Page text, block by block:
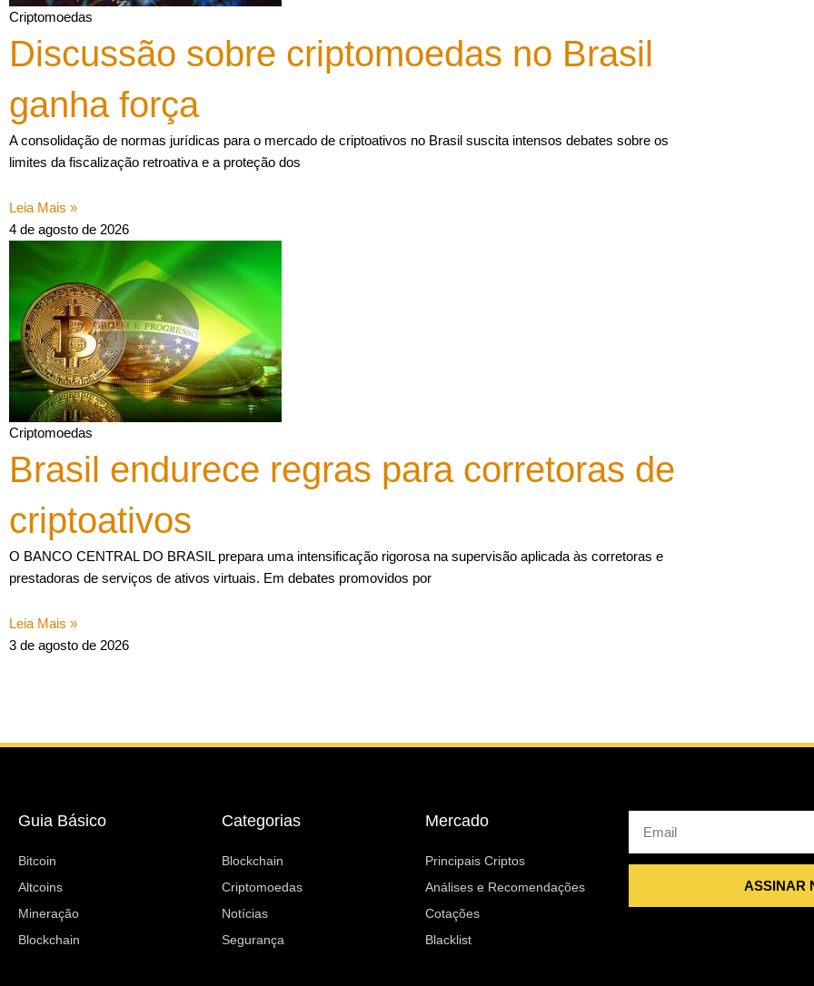
Criptomoedas
Discussão sobre criptomoedas no Brasil
ganha força
A consolidação de normas jurídicas para o mercado de criptoativos no Brasil suscita intensos debates sobre os
limites da fiscalização retroativa e a proteção dos
Leia Mais »
4 de agosto de 2026
Criptomoedas
Brasil endurece regras para corretoras de
criptoativos
O BANCO CENTRAL DO BRASIL prepara uma intensificação rigorosa na supervisão aplicada às corretoras e
prestadoras de serviços de ativos virtuais. Em debates promovidos por
Leia Mais »
3 de agosto de 2026
Guia Básico
Bitcoin
Altcoins
Mineração
Blockchain
Categorias
Blockchain
Criptomoedas
Notícias
Segurança
Mercado
Principais Criptos
Análises e Recomendações
Cotações
Blacklist
ASSINAR